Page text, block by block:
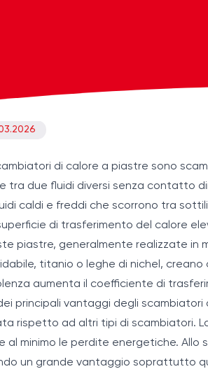
di calore a piastre sono
tra due fluidi diversi senza contatto
caldi e freddi che scorrono tra
di trasferimento del calore
piastre, generalmente realizzate in
titanio o leghe di nichel,
aumenta il coefficiente di
principali vantaggi degli
rispetto ad altri tipi di scambiatori.
al minimo le perdite energetiche.
un grande vantaggio soprattutto